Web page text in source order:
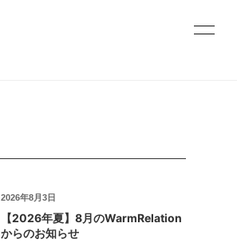
2026年8月3日
【2026年夏】8月のWarmRelation
からのお知らせ